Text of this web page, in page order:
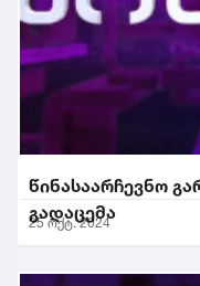
წინასაარჩევნო
გადაცემა
25 ოქტ. 2024